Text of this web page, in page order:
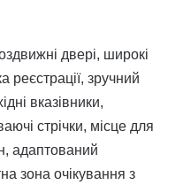
двері, широкі
реєстрації, зручний
вказівники,
стрічки, місце для
адаптований
зона очікування з